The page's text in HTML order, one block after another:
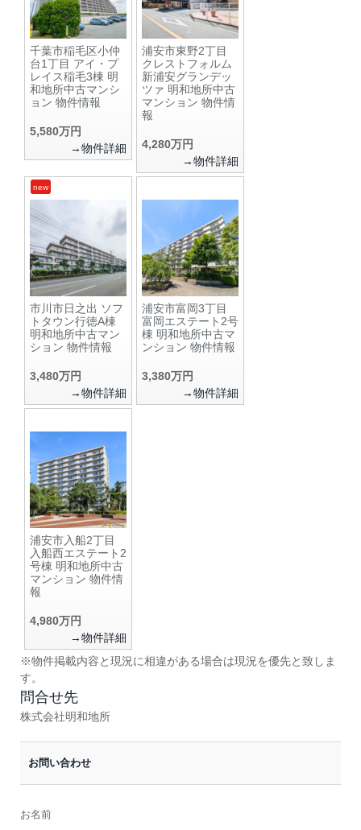
千葉市稲毛区小仲
台1丁目 アイ・プ
レイス稲毛3棟 明
和地所中古マンシ
ョン 物件情報
5,580万円
→物件詳細
浦安市東野2丁目
クレストフォルム
新浦安グランデッ
ツァ 明和地所中古
マンション 物件情
報
4,280万円
→物件詳細
new
市川市日之出 ソフ
トタウン行徳A棟
明和地所中古マン
ション 物件情報
3,480万円
→物件詳細
浦安市富岡3丁目
富岡エステート2号
棟 明和地所中古マ
ンション 物件情報
3,380万円
→物件詳細
浦安市入船2丁目
入船西エステート2
号棟 明和地所中古
マンション 物件情
報
4,980万円
→物件詳細
※物件掲載内容と現況に相違がある場合は現況を優先と致しま
す。
問合せ先
株式会社明和地所
お問い合わせ
お名前